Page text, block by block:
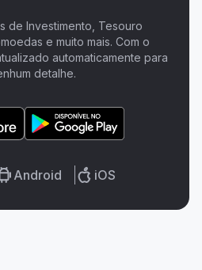
de Investimento, Tesouro
e muito mais. Com o
automaticamente para
detalhe.
Android iOS